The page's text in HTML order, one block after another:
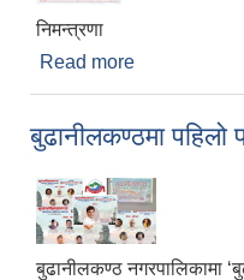
निमन्त्रणा
Read more
बुढानीलकण्ठमा
बुढानीलकण्ठ नगरपालिकामा